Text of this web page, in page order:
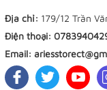
Địa chỉ: 179/12 Trần
Điện thoại:
Email: